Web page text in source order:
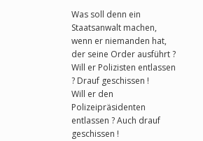
Was soll denn ein
Staatsanwalt machen,
wenn er niemanden hat,
der seine Order ausführt ?
Will er Polizisten entlassen
? Drauf geschissen !
Will er den
Polizeipräsidenten
entlassen ? Auch drauf
geschissen !